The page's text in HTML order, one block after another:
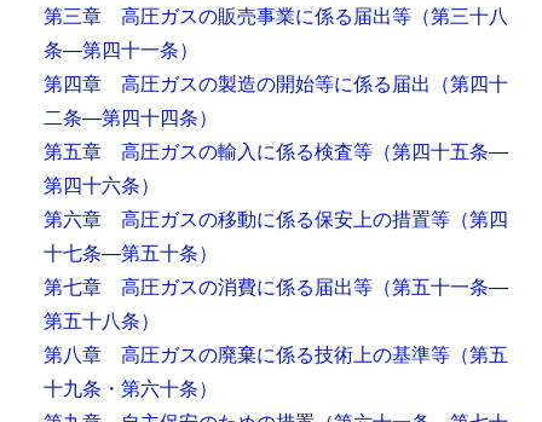
第三章 高圧ガスの販売事業に係る届出等 （第三十八
条―第四十一条）
第四章 高圧ガスの製造の開始等に係る届出 （第四十
二条―第四十四条）
第五章 高圧ガスの輸入に係る検査等 （第四十五条―
第四十六条）
第六章 高圧ガスの移動に係る保安上の措置等 （第四
十七条―第五十条）
第七章 高圧ガスの消費に係る届出等 （第五十一条―
第五十八条）
第八章 高圧ガスの廃棄に係る技術上の基準等 （第五
十九条・第六十条）